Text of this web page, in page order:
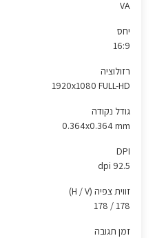
VA
יחס
16:9
רזולוציה
1920x1080 FULL-HD
גודל נקודה
0.364x0.364 mm
DPI
92.5 dpi
זווית צפיה (H / V)
178 / 178
זמן תגובה